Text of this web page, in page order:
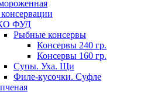
ФУД
Рыбные консервы
Консервы 240 гр.
Консервы 160 гр.
Супы. Уха. Щи
Филе-кусочки. Суфле